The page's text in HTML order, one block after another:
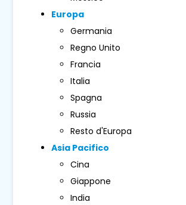
Europa
Germania
Regno Unito
Francia
Italia
Spagna
Russia
Resto d'Europa
Asia Pacifico
Cina
Giappone
India